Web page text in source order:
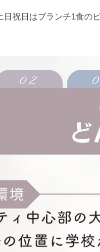
日祝日はブランチ1食の